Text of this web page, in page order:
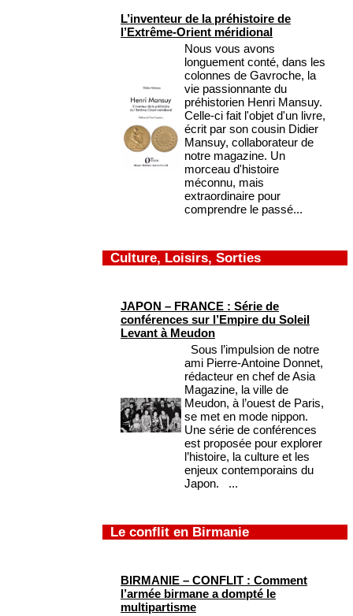
L’inventeur de la préhistoire de
l’Extrême-Orient méridional
Nous vous avons
longuement conté, dans les
colonnes de Gavroche, la
vie passionnante du
préhistorien Henri Mansuy.
Celle-ci fait l'objet d'un livre,
écrit par son cousin Didier
Mansuy, collaborateur de
notre magazine. Un
morceau d'histoire
méconnu, mais
extraordinaire pour
comprendre le passé...
Culture, Loisirs, Sorties
JAPON – FRANCE : Série de
conférences sur l’Empire du Soleil
Levant à Meudon
Sous l’impulsion de notre
ami Pierre-Antoine Donnet,
rédacteur en chef de Asia
Magazine, la ville de
Meudon, à l’ouest de Paris,
se met en mode nippon.
Une série de conférences
est proposée pour explorer
l’histoire, la culture et les
enjeux contemporains du
Japon. ...
Le conflit en Birmanie
BIRMANIE – CONFLIT : Comment
l’armée birmane a dompté le
multipartisme